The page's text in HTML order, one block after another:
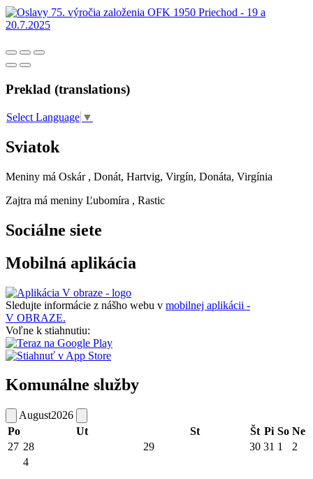
Preklad (translations)
Select Language ▼
Sviatok
Meniny má Oskár , Donát, Hartvig, Virgín, Donáta, Virgínia
Zajtra má meniny Ľubomíra , Rastic
Sociálne siete
Mobilná aplikácia
Sledujte informácie z nášho webu v mobilnej aplikácii -
V OBRAZE.
Voľne k stiahnutiu:
Komunálne služby
August2026
Po
Ut St Št Pi So Ne
27 28 29 30 31 1 2
4